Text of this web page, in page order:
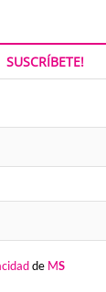
SUSCRÍBETE!
de MS